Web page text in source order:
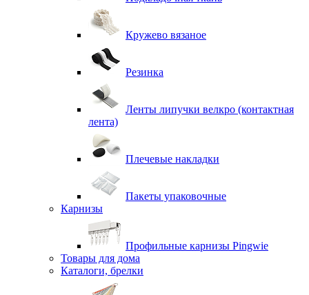
Кружево вязаное
Резинка
Ленты липучки велкро (контактная
лента)
Плечевые накладки
Пакеты упаковочные
Карнизы
Профильные карнизы Pingwie
Товары для дома
Каталоги, брелки